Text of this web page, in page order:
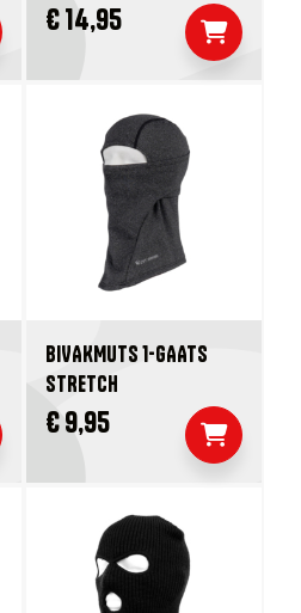
€ 14,95
BIVAKMUTS 1-GAATS
STRETCH
€ 9,95